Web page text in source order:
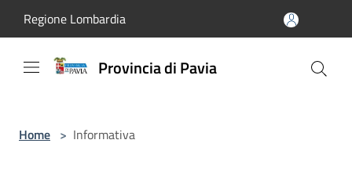
Regione Lombardia
Provincia di Pavia
Home > Informativa